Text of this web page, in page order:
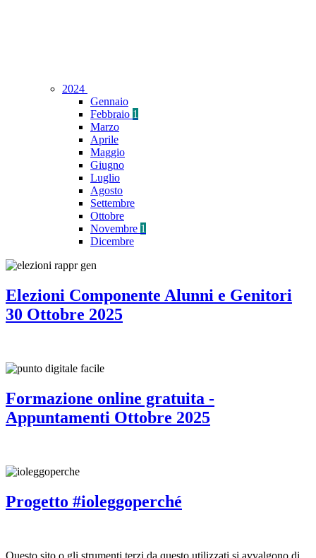
2024
Gennaio
Febbraio 1
Marzo
Aprile
Maggio
Giugno
Luglio
Agosto
Settembre
Ottobre
Novembre 1
Dicembre
Elezioni Componente Alunni e Genitori
30 Ottobre 2025
Formazione online gratuita -
Appuntamenti Ottobre 2025
Progetto #ioleggoperché
Questo sito o gli strumenti terzi da questo utilizzati si avvalgono di